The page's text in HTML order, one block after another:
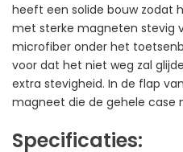
heeft een solide bouw zodat
met sterke magneten stevig
microfiber onder het
voor dat het niet weg zal
extra stevigheid. In de flap
magneet die de gehele case
Specificaties: